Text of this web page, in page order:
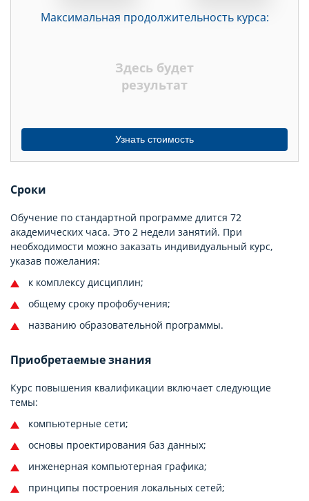
ДНЕЙ
Максимальная продолжительность курса:
Здесь будет
результат
Узнать стоимость
Сроки
Обучение по стандартной программе длится 72
академических часа. Это 2 недели занятий. При
необходимости можно заказать индивидуальный курс,
указав пожелания:
к комплексу дисциплин;
общему сроку профобучения;
названию образовательной программы.
Приобретаемые знания
Курс повышения квалификации включает следующие
темы:
компьютерные сети;
основы проектирования баз данных;
инженерная компьютерная графика;
принципы построения локальных сетей;